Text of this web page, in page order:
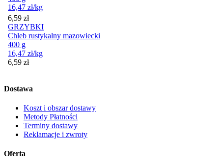
16,47 zł/kg
Cena
6,59 zł
GRZYBKI
Chleb rustykalny mazowiecki
400 g
16,47 zł/kg
Cena
6,59 zł
Dostawa
Koszt i obszar dostawy
Metody Płatności
Terminy dostawy
Reklamacje i zwroty
Oferta